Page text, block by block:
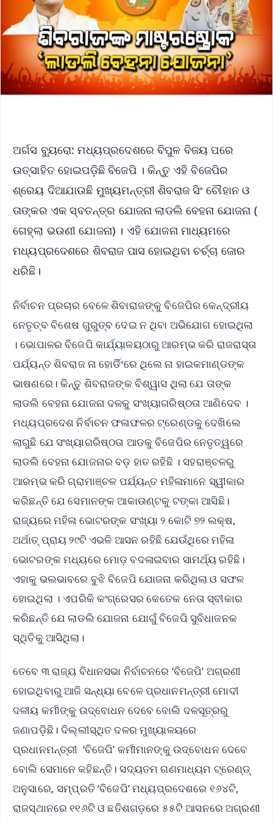
ଅର୍ଗସ ବ୍ୟୁରୋ: ମଧ୍ୟପ୍ରଦେଶରେ ବିପୁଳ ବିଜୟ ପରେ
ଉତ୍ସାହିତ ହୋଇପଡ଼ିଛି ବିଜେପି । କିନ୍ତୁ ଏହି ବିଜେପିର
ଶ୍ରେୟ ଦିଆଯାଉଛି ମୁଖ୍ୟମନ୍ତ୍ରୀ ଶିବରାଜ ସିଂ ଚୌହାନ ଓ
ତାଙ୍କର ଏକ ସ୍ବତନ୍ତ୍ର ଯୋଜନା ଲାଡଲି ବେହନା ଯୋଜନା (
ଗେହ୍ଲା ଭଉଣୀ ଯୋଜନା) । ଏହି ଯୋଜନା ମାଧ୍ୟମରେ
ମଧ୍ୟପ୍ରଦେଶରେ ଶିବରାଜ ପାସ ହୋଇଥିବା ଚର୍ଚ୍ଚା ଜୋର
ଧରିଛି।
ନିର୍ବାଚନ ପ୍ରଚାର ବେଳେ ଶିବାରାଜଙ୍କୁ ବିଜେପିର କେନ୍ଦ୍ରୀୟ
ନେତୃତ୍ବ ବିଶେଷ ଗୁରୁତ୍ବ ଦେଇ ନ ଥିବା ଅଭିଯୋଗ ହୋଇଥିଲା
। ଭୋପାଳର ବିଜେପି କାର୍ଯ୍ୟାଳୟଠାରୁ ଆରମ୍ଭ କରି ରାଜରାସ୍ତା
ପର୍ଯ୍ୟନ୍ତ ଶିବରାଜ ନା ହୋର୍ଡିଂରେ ଥିଲେ ନା ହାଇକମାଣ୍ଡଙ୍କ
ଭାଷଣରେ। କିନ୍ତୁ ଶିବରାଜଙ୍କ ବିଶ୍ୱାସ ଥିଲା ଯେ ତାଙ୍କ
ଲାଡଲି ବେହନା ଯୋଜନା ଦ​ଳକୁ ସଂଖ୍ୟାଗରିଷ୍ଠତା ଆଣିଦେବ ।
ମଧ୍ୟପ୍ରଦେଶ ନିର୍ବାଚନ ଫଳାଫଳର ଟ୍ରେଣ୍ଡକୁ ଦେଖିଲେ
ଲାଗୁଛି ଯେ ସଂଖ୍ୟାଗରିଷ୍ଠତା ଆଡକୁ ବିଜେପିର ନେତୃତ୍ୱରେ
ଲାଡଲି ବେହନା ଯୋଜନାର ବଡ଼ ହାତ ରହିଛି । ସହରାଞ୍ଚଳରୁ
ଆରମ୍ଭ କରି ଗ୍ରାମାଞ୍ଚଳ ପର୍ଯ୍ୟନ୍ତ ମହିଳାମାନେ ସ୍ୱୀକାର
କରିଛନ୍ତି ଯେ ସେମାନଙ୍କ ଆକାଉଣ୍ଟକୁ ଟଙ୍କା ଆସିଛି।
ରାଜ୍ୟରେ ମହିଳା ଭୋଟରଙ୍କ ସଂଖ୍ୟା ୨ କୋଟି ୭୨ ଲକ୍ଷ,
ଅର୍ଥାତ୍ ପ୍ରାୟ ୨୯ଟି ଏଭଳି ଆସନ ରହିଛି ଯେଉଁଥିରେ ମହିଳା
ଭୋଟରଙ୍କ ମଧ୍ୟରେ ମୋଡ଼ ବଦଳାଇବାର ସାମର୍ଥ୍ୟ ରହିଛି।
ଏହାକୁ ଭଲଭାବରେ ବୁଝି ବିଜେପି ଯୋଜନା କରିଥିଲା ଓ ସଫଳ
ହୋଇଥିଲା । ଏପରିକି କଂଗ୍ରେସର କେତେକ ନେତା ସ୍ବୀକାର
କରିଛନ୍ତି ଯେ ଲାଡଲି ଯୋଜନା ଯୋଗୁଁ ବିଜେପି ସୁବିଧାଜନକ
ସ୍ଥିତିକୁ ଆସିଥିଲା।
ତେବେ ୩ ରାଜ୍ୟ ବିଧାନସଭା ନିର୍ବାଚନରେ ‘ବିଜେପି’ ଅଗ୍ରଣୀ
ହୋଇଥିବାରୁ ଆଜି ସନ୍ଧ୍ୟା ବେଳେ ପ୍ରଧାନମନ୍ତ୍ରୀ ମୋଦୀ
ଦଳୀୟ କର୍ମୀଙ୍କୁ ଉଦ୍‌ବ‌ୋଧନ ଦେବେ ବୋଲି ଦଳସୂତ୍ରରୁ
ଜଣାପଡ଼ିଛି। ଦିଲ୍ଲୀସ୍ଥିତ ଦଳର ମୁଖ୍ୟାଳୟରେ
ପ୍ରଧାନମନ୍ତ୍ରୀ ‘ବିଜେପି’ କର୍ମୀମାନଙ୍କୁ ଉଦ୍‌ବୋଧନ ଦେବେ
ବୋଲି ସେମାନେ କହିଛନ୍ତି। ସଦ୍ୟତମ ଗଣମାଧ୍ୟମ ଟ୍ରେଣ୍ଡ୍‌
ଅନୁସାରେ, ସମ୍ପ୍ରତି ‘ବିଜେପି’ ମଧ୍ୟପ୍ରଦେଶରେ ୧୬୪ଟି,
ରାଜସ୍ଥାନରେ ୧୧୬ଟି ଓ ଛତିଶଗଡ଼ରେ ୫୫ଟି ଆସନରେ ଅଗ୍ରଣୀ